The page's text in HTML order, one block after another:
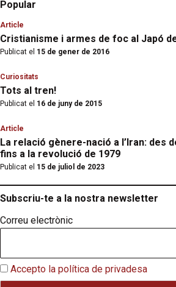
Popular
Article
Cristianisme i armes de foc al Japó
Publicat el 15 de gener de 2016
Curiositats
Tots al tren!
Publicat el 16 de juny de 2015
Article
La relació gènere-nació a l’Iran: des
fins a la revolució de 1979
Publicat el 15 de juliol de 2023
Subscriu-te a la nostra newsletter
Correu electrònic
Accepto la política de privadesa